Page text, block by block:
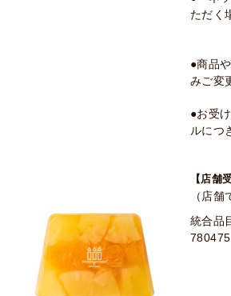
ただく
●商品
みご変
●お受
ルにつ
【店舗
（店舗
統合品
780475